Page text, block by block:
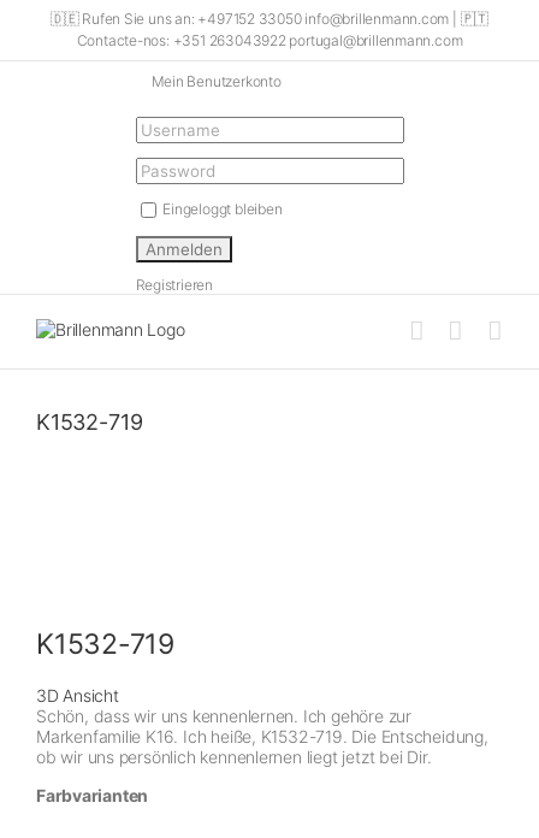
🇩🇪 Rufen Sie uns an: +497152 33050 info@brillenmann.com | 🇵🇹
Contacte-nos: +351 263043922 portugal@brillenmann.com
Mein Benutzerkonto
Eingeloggt bleiben
Registrieren
K1532-719
K1532-719
3D Ansicht
Schön, dass wir uns kennenlernen. Ich gehöre zur
Markenfamilie K16. Ich heiße, K1532-719. Die Entscheidung,
ob wir uns persönlich kennenlernen liegt jetzt bei Dir.
Farbvarianten